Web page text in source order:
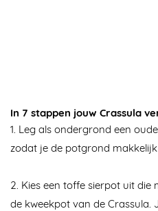
In 7 stappen jouw Crassula
1. Leg als ondergrond een
zodat je de potgrond
2. Kies een toffe sierpot uit
de kweekpot van de Crassula.